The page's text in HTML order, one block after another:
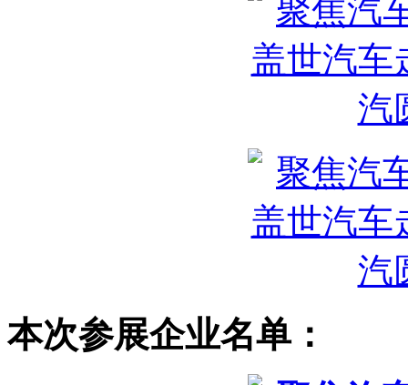
本次参展企业名单：